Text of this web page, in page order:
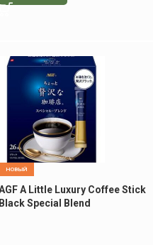
НОВЫЙ
A Little Luxury Coffee Stick
Black Special Blend